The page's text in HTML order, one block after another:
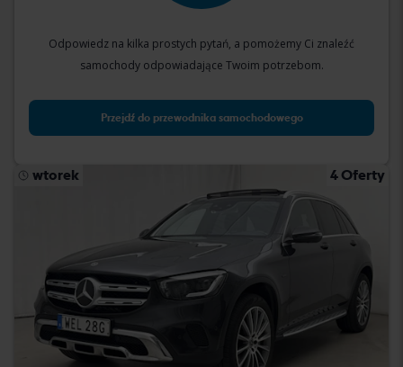
Odpowiedz na kilka prostych pytań, a pomożemy Ci znaleźć
samochody odpowiadające Twoim potrzebom.
Przejdź do przewodnika samochodowego
wtorek 4 Oferty